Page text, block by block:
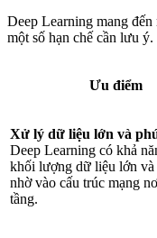
Deep Learning mang
một số hạn chế cần lưu ý.
Ưu điểm
Xử lý dữ liệu lớn và
Deep Learning có khả
khối lượng dữ liệu lớn và
nhờ vào cấu trúc mạng
tầng.